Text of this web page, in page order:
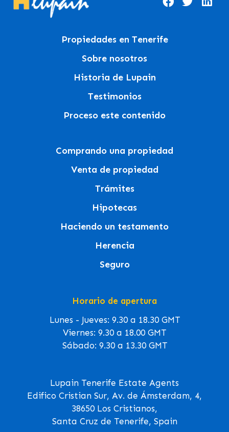
Propiedades en Tenerife
Sobre nosotros
Historia de Lupain
Testimonios
Proceso este contenido
Comprando una propiedad
Venta de propiedad
Trámites
Hipotecas
Haciendo un testamento
Herencia
Seguro
Horario de apertura
Lunes - Jueves: 9.30 a 18.30 GMT
Viernes: 9.30 a 18.00 GMT
Sábado: 9.30 a 13.30 GMT
Lupain Tenerife Estate Agents
Edifico Cristian Sur, Av. de Ámsterdam, 4,
38650 Los Cristianos,
Santa Cruz de Tenerife, Spain